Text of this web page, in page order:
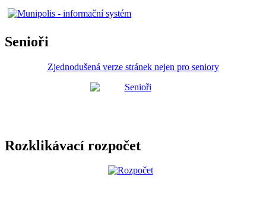
Senioři
Zjednodušená verze stránek nejen pro seniory
Rozklikávací rozpočet